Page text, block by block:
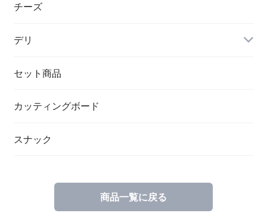
チーズ
デリ
セット商品
カッティングボード
スナック
商品一覧に戻る